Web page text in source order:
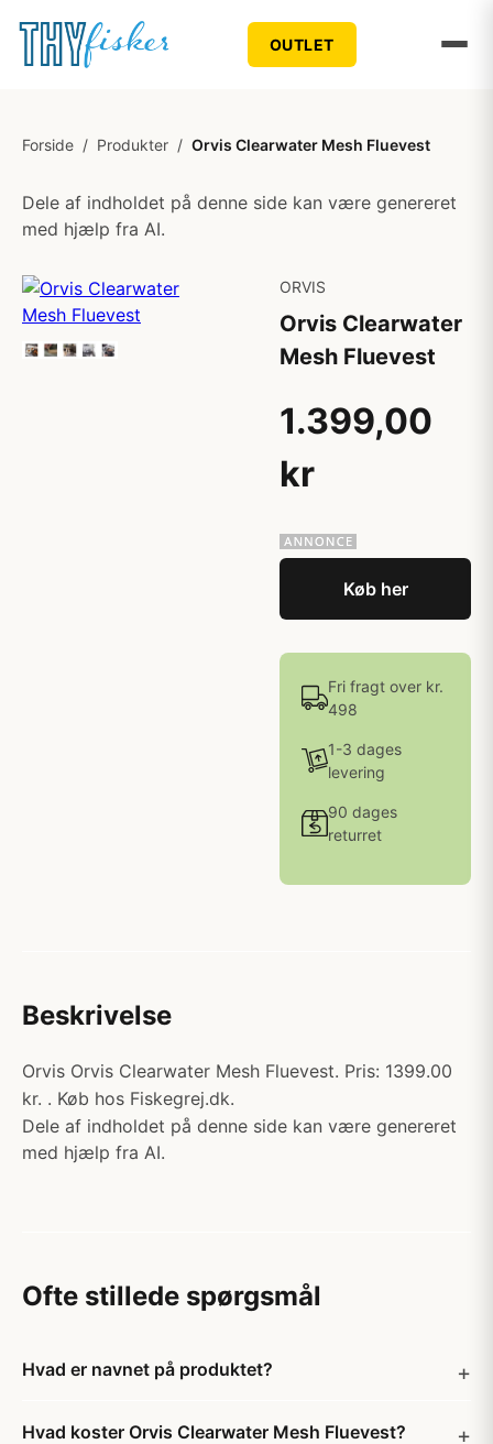
OUTLET
Forside / Produkter / Orvis Clearwater Mesh Fluevest
Dele af indholdet på denne side kan være genereret
med hjælp fra AI.
ORVIS
Orvis Clearwater
Mesh Fluevest
1.399,00
kr
Køb her
Fri fragt over kr.
498
1-3 dages
levering
90 dages
returret
Beskrivelse
Orvis Orvis Clearwater Mesh Fluevest. Pris: 1399.00
kr. . Køb hos Fiskegrej.dk.
Dele af indholdet på denne side kan være genereret
med hjælp fra AI.
Ofte stillede spørgsmål
Hvad er navnet på produktet?
Hvad koster Orvis Clearwater Mesh Fluevest?